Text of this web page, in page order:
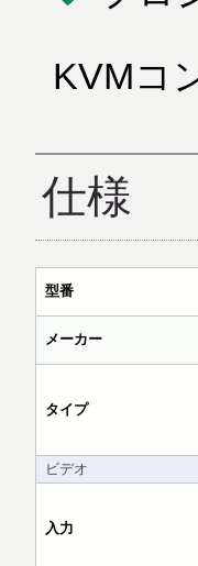
KVMコ
仕様
型番
メーカー
タイプ
ビデオ
入力